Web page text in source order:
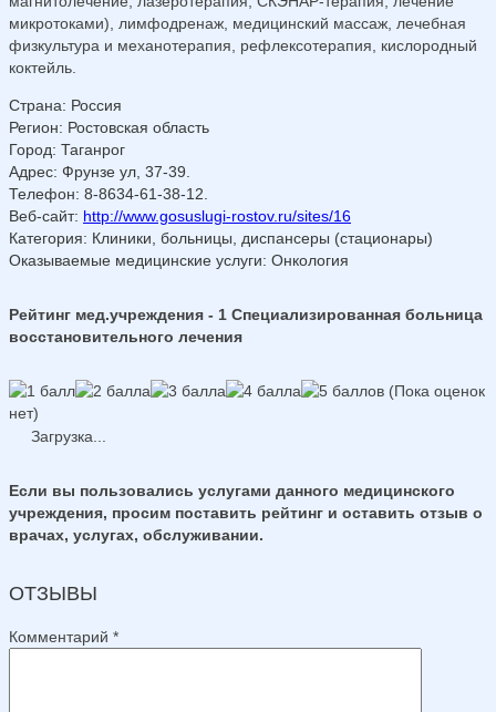
микротоками), лимфодренаж, медицинский массаж, лечебная
физкультура и механотерапия, рефлексотерапия, кислородный
коктейль.
Страна: Россия
Регион: Ростовская область
Город: Таганрог
Адрес: Фрунзе ул, 37-39.
Телефон: 8-8634-61-38-12.
Веб-сайт: http://www.gosuslugi-rostov.ru/sites/16
Категория: Клиники, больницы, диспансеры (стационары)
Оказываемые медицинские услуги: Онкология
Рейтинг мед.учреждения - 1 Специализированная больница
восстановительного лечения
(Пока оценок
нет)
Загрузка...
Если вы пользовались услугами данного медицинского
учреждения, просим поставить рейтинг и оставить отзыв о
врачах, услугах, обслуживании.
ОТЗЫВЫ
Комментарий *